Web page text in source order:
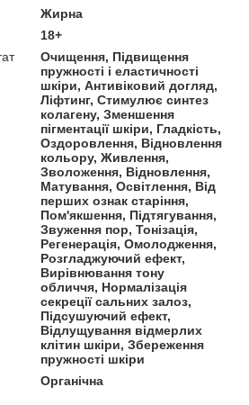
Жирна
18+
Очищення, Підвищення
пружності і еластичності
шкіри, Антивіковий догляд,
Ліфтинг, Стимулює синтез
колагену, Зменшення
пігментації шкіри, Гладкість,
Оздоровлення, Відновлення
кольору, Живлення,
Зволоження, Відновлення,
Матування, Освітлення, Від
перших ознак старіння,
Пом'якшення, Підтягування,
Звуження пор, Тонізація,
Регенерація, Омолодження,
Розгладжуючий ефект,
Вирівнювання тону
обличчя, Нормалізація
секреції сальних залоз,
Підсушуючий ефект,
Відлущування відмерлих
клітин шкіри, Збереження
пружності шкіри
Органічна